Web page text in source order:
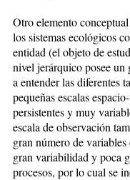
Otro elemento
los sistemas ecológicos
entidad (el objeto de
nivel jerárquico posee un
a entender las diferentes
pequeñas escalas
persistentes y muy
escala de observación
gran número de
gran variabilidad y poca
procesos, por lo cual se